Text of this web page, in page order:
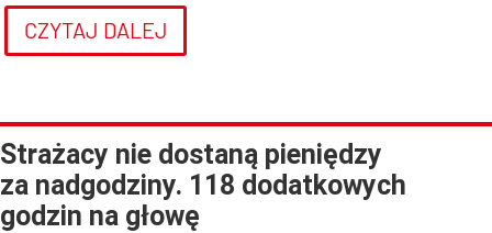
CZYTAJ DALEJ
Strażacy nie dostaną pieniędzy
za nadgodziny. 118 dodatkowych
godzin na głowę